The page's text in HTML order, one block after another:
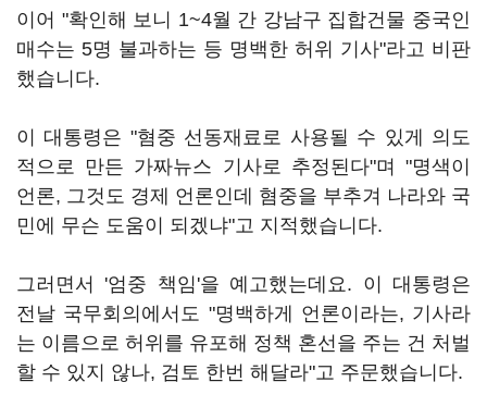
이어 "확인해 보니 1~4월 간 강남구 집합건물 중국인
매수는 5명 불과하는 등 명백한 허위 기사"라고 비판
했습니다.
이 대통령은 "혐중 선동재료로 사용될 수 있게 의도
적으로 만든 가짜뉴스 기사로 추정된다"며 "명색이
언론, 그것도 경제 언론인데 혐중을 부추겨 나라와 국
민에 무슨 도움이 되겠냐"고 지적했습니다.
그러면서 '엄중 책임'을 예고했는데요. 이 대통령은
전날 국무회의에서도 "명백하게 언론이라는, 기사라
는 이름으로 허위를 유포해 정책 혼선을 주는 건 처벌
할 수 있지 않나, 검토 한번 해달라"고 주문했습니다.